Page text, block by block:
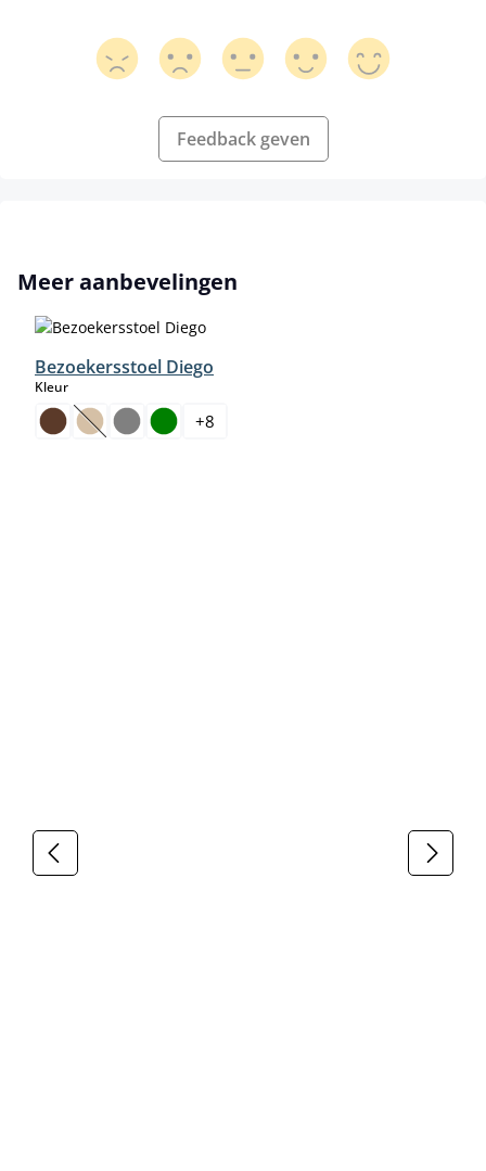
Feedback geven
Productgalerij overslaan
Meer aanbevelingen
Bezoekersstoel Diego
Kleurselect
(Deze optie is momenteel niet beschikbaar.)
+8